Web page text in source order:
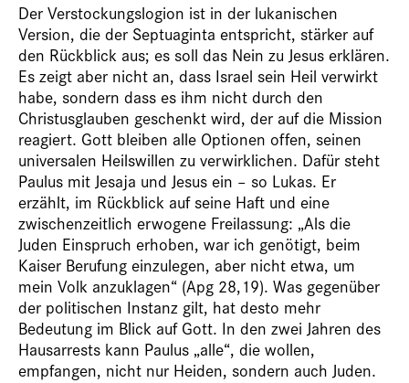
Der Verstockungslogion ist in der lukanischen
Version, die der Septuaginta entspricht, stärker auf
den Rückblick aus; es soll das Nein zu Jesus erklären.
Es zeigt aber nicht an, dass Israel sein Heil verwirkt
habe, sondern dass es ihm nicht durch den
Christusglauben geschenkt wird, der auf die Mission
reagiert. Gott bleiben alle Optionen offen, seinen
universalen Heilswillen zu verwirklichen. Dafür steht
Paulus mit Jesaja und Jesus ein – so Lukas. Er
erzählt, im Rückblick auf seine Haft und eine
zwischenzeitlich erwogene Freilassung: „Als die
Juden Einspruch erhoben, war ich genötigt, beim
Kaiser Berufung einzulegen, aber nicht etwa, um
mein Volk anzuklagen“ (Apg 28,19). Was gegenüber
der politischen Instanz gilt, hat desto mehr
Bedeutung im Blick auf Gott. In den zwei Jahren des
Hausarrests kann Paulus „alle“, die wollen,
empfangen, nicht nur Heiden, sondern auch Juden.